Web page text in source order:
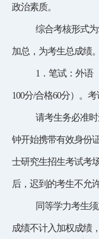
政治素质。
综合考核形式
加总，为考生总成绩。
1．笔试：外语
100分/合格60分）。 考
请考生务必准
钟开始携带有效身份
士研究生招生考试考
后，迟到的考生不允
同等学力考生
成绩不计入加权成绩